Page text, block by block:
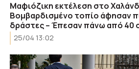
Μαφιόζικη εκτέλεση στο
Βομβαρδισμένο τοπίο άφησαν
δράστες – Έπεσαν πάνω από 40
25/04 13:02